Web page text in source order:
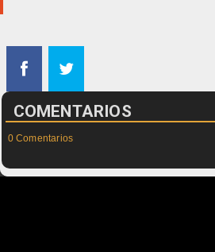
COMENTARIOS
0 Comentarios